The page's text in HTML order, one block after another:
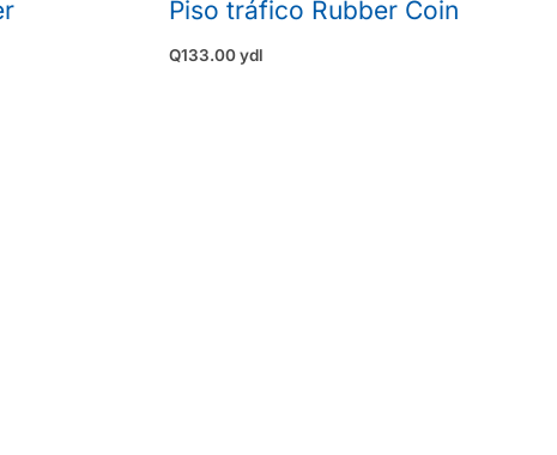
Piso tráfico Rubber Coin
Q133.00ydl